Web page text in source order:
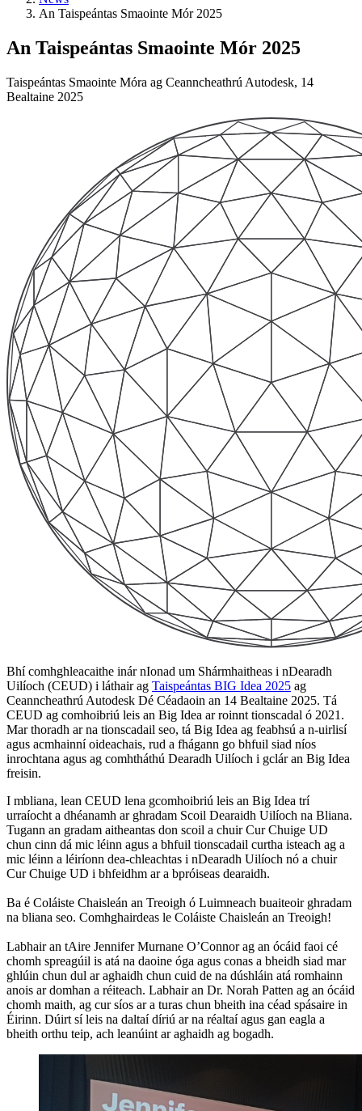
An Taispeántas Smaointe Mór 2025
An Taispeántas Smaointe Mór 2025
Taispeántas Smaointe Móra ag Ceanncheathrú Autodesk, 14
Bealtaine 2025
Bhí comhghleacaithe inár nIonad um Shármhaitheas i nDearadh
Uilíoch (CEUD) i láthair ag Taispeántas BIG Idea 2025 ag
Ceanncheathrú Autodesk Dé Céadaoin an 14 Bealtaine 2025. Tá
CEUD ag comhoibriú leis an Big Idea ar roinnt tionscadal ó 2021.
Mar thoradh ar na tionscadail seo, tá Big Idea ag feabhsú a n-uirlisí
agus acmhainní oideachais, rud a fhágann go bhfuil siad níos
inrochtana agus ag comhtháthú Dearadh Uilíoch i gclár an Big Idea
freisin.
I mbliana, lean CEUD lena gcomhoibriú leis an Big Idea trí
urraíocht a dhéanamh ar ghradam Scoil Dearaidh Uilíoch na Bliana.
Tugann an gradam aitheantas don scoil a chuir Cur Chuige UD
chun cinn dá mic léinn agus a bhfuil tionscadail curtha isteach ag a
mic léinn a léiríonn dea-chleachtas i nDearadh Uilíoch nó a chuir
Cur Chuige UD i bhfeidhm ar a bpróiseas dearaidh.
Ba é Coláiste Chaisleán an Treoigh ó Luimneach buaiteoir ghradam
na bliana seo. Comhghairdeas le Coláiste Chaisleán an Treoigh!
Labhair an tAire Jennifer Murnane O’Connor ag an ócáid ​​faoi cé
chomh spreagúil is atá na daoine óga agus conas a bheidh siad mar
ghlúin chun dul ar aghaidh chun cuid de na dúshláin atá romhainn
anois ar domhan a réiteach. Labhair an Dr. Norah Patten ag an ócáid
​​chomh maith, ag cur síos ar a turas chun bheith ina céad spásaire in
Éirinn. Dúirt sí leis na daltaí díriú ar na réaltaí agus gan eagla a
bheith orthu teip, ach leanúint ar aghaidh ag bogadh.